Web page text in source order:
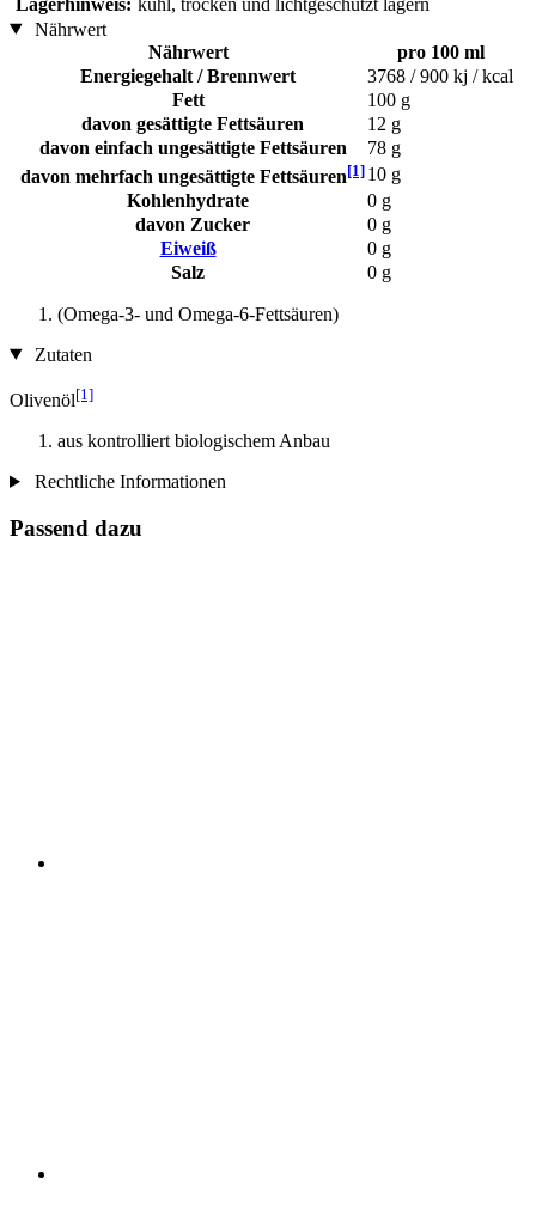
Nährwert
Nährwert
pro 100 ml
Energiegehalt / Brennwert
3768 / 900 kj / kcal
Fett
100 g
davon gesättigte Fettsäuren
12 g
davon einfach ungesättigte Fettsäuren
78 g
davon mehrfach ungesättigte Fettsäuren[1] 10 g
Kohlenhydrate
0 g
davon Zucker
0 g
Eiweiß
0 g
Salz
0 g
(Omega-3- und Omega-6-Fettsäuren)
Zutaten
Olivenöl[1]
aus kontrolliert biologischem Anbau
Rechtliche Informationen
Passend dazu